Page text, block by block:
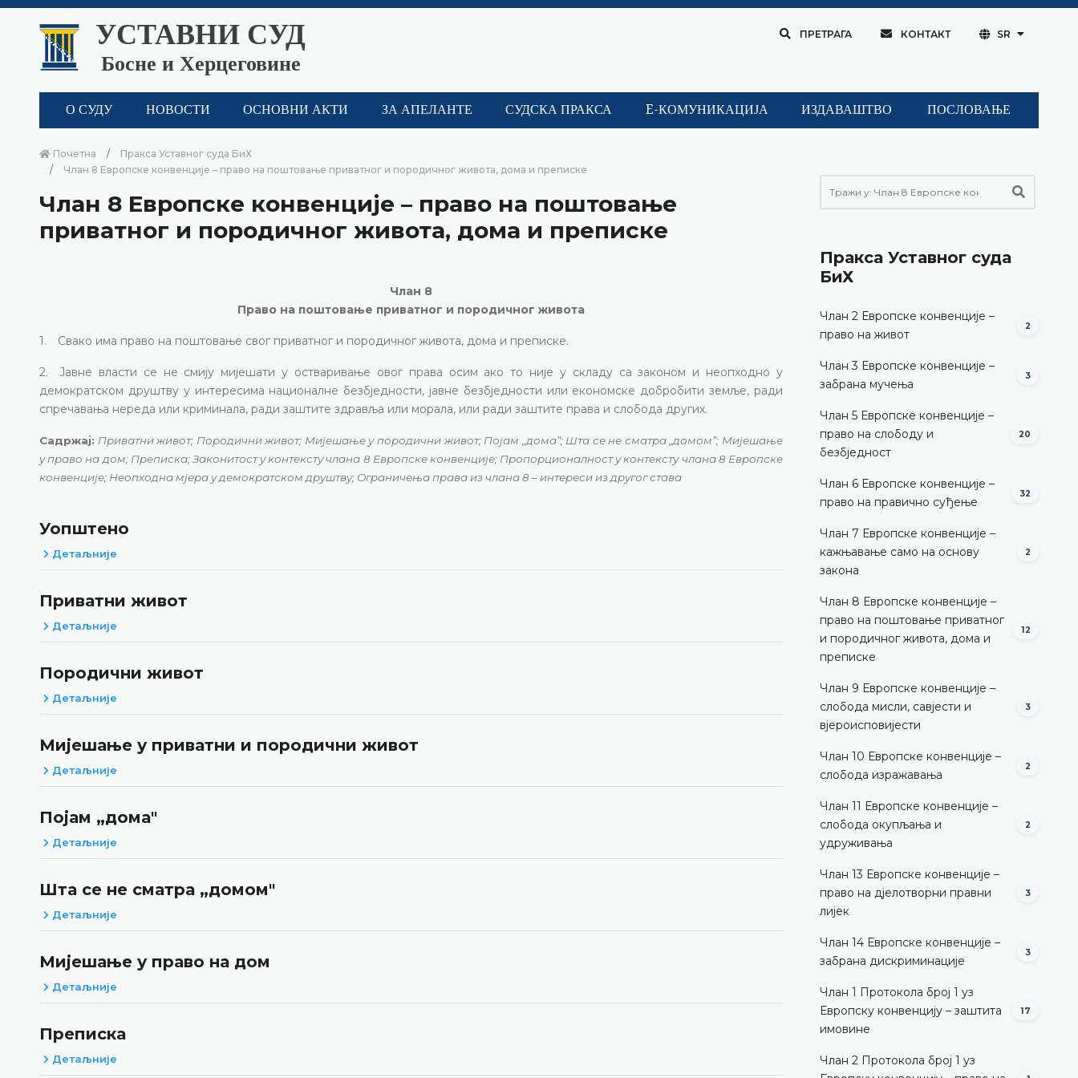
УСТАВНИ СУД
Босне и Херцеговине
ПРЕТРАГА КОНТАКТ SR
О СУДУ НОВОСТИ ОСНОВНИ АКТИ ЗА АПЕЛАНТЕ СУДСКА ПРАКСА E-КОМУНИКАЦИЈА ИЗДАВАШТВО ПОСЛОВАЊЕ
Почетна
Пракса Уставног суда БиХ
Члан 8 Европске конвенције – право на поштовање приватног и породичног живота, дома и преписке
Члан 8 Европске конвенције – право на поштовање
приватног и породичног живота, дома и преписке
Члан 8
Право на поштовање приватног и породичног живота
1. Свако има право на поштовање свог приватног и породичног живота, дома и преписке.
2. Јавне власти се не смију мијешати у остваривање овог права осим ако то није у складу са законом и неопходно у
демократском друштву у интересима националне безбједности, јавне безбједности или економске добробити земље, ради
спречавања нереда или криминала, ради заштите здравља или морала, или ради заштите права и слобода других.
Садржај: Приватни живот; Породични живот; Мијешање у породични живот; Појам „домаˮ; Шта се не сматра „домомˮ; Мијешање
у право на дом; Преписка; Законитост у контексту члана 8 Европске конвенције; Пропорционалност у контексту члана 8 Европске
конвенције; Неопходна мјера у демократском друштву; Ограничења права из члана 8 – интереси из другог става
Уопштено
Детаљније
Приватни живот
Детаљније
Породични живот
Детаљније
Мијешање у приватни и породични живот
Детаљније
Појам „дома"
Детаљније
Шта се не сматра „домом"
Детаљније
Мијешање у право на дом
Детаљније
Преписка
Детаљније
Пракса Уставног суда
БиХ
Члан 2 Европске конвенције –
право на живот
2
Члан 3 Европске конвенције –
забрана мучења
3
Члан 5 Европске конвенције –
право на слободу и
безбједност
20
Члан 6 Европске конвенције –
право на правично суђење
32
Члан 7 Европске конвенције –
кажњавање само на основу
закона
2
Члан 8 Европске конвенције –
право на поштовање приватног
и породичног живота, дома и
преписке
12
Члан 9 Европске конвенције –
слобода мисли, савјести и
вјероисповијести
3
Члан 10 Европске конвенције –
слобода изражавања
2
Члан 11 Европске конвенције –
слобода окупљања и
удруживања
2
Члан 13 Европске конвенције –
право на дјелотворни правни
лијек
3
Члан 14 Европске конвенције –
забрана дискриминације
3
Члан 1 Протокола број 1 уз
Европску конвенцију – заштита
имовине
17
Члан 2 Протокола број 1 уз